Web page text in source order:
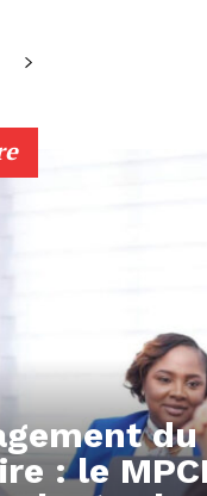
du
: le